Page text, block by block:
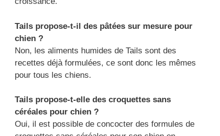
Tails propose-t-il des pâtées sur mesure pour
chien ?
Non, les aliments humides de Tails sont des
recettes déjà formulées, ce sont donc les mêmes
pour tous les chiens.
Tails propose-t-elle des croquettes sans
céréales pour chien ?
Oui, il est possible de concocter des formules de